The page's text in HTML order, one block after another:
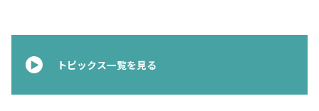
トピックス一覧を見る